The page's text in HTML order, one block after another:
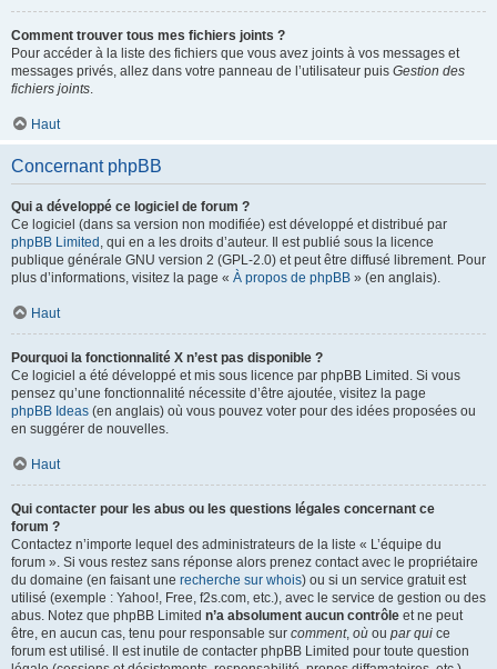
Comment trouver tous mes fichiers joints ?
Pour accéder à la liste des fichiers que vous avez joints à vos messages et
messages privés, allez dans votre panneau de l’utilisateur puis Gestion des
fichiers joints.
Haut
Concernant phpBB
Qui a développé ce logiciel de forum ?
Ce logiciel (dans sa version non modifiée) est développé et distribué par
phpBB Limited , qui en a les droits d’auteur. Il est publié sous la licence
publique générale GNU version 2 (GPL-2.0) et peut être diffusé librement. Pour
plus d’informations, visitez la page « À propos de phpBB » (en anglais).
Haut
Pourquoi la fonctionnalité X n’est pas disponible ?
Ce logiciel a été développé et mis sous licence par phpBB Limited. Si vous
pensez qu’une fonctionnalité nécessite d’être ajoutée, visitez la page
phpBB Ideas (en anglais) où vous pouvez voter pour des idées proposées ou
en suggérer de nouvelles.
Haut
Qui contacter pour les abus ou les questions légales concernant ce
forum ?
Contactez n’importe lequel des administrateurs de la liste « L’équipe du
forum ». Si vous restez sans réponse alors prenez contact avec le propriétaire
du domaine (en faisant une recherche sur whois) ou si un service gratuit est
utilisé (exemple : Yahoo!, Free, f2s.com, etc.), avec le service de gestion ou des
abus. Notez que phpBB Limited n’a absolument aucun contrôle et ne peut
être, en aucun cas, tenu pour responsable sur comment, où ou par qui ce
forum est utilisé. Il est inutile de contacter phpBB Limited pour toute question